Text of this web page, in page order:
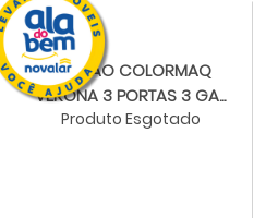
BALCAO COLORMAQ
VERONA 3 PORTAS 3 GA...
Produto Esgotado